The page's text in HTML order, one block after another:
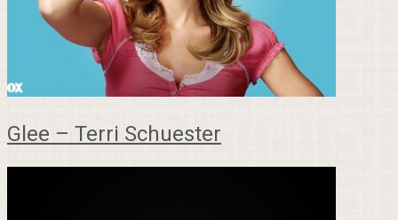
Glee – Terri Schuester